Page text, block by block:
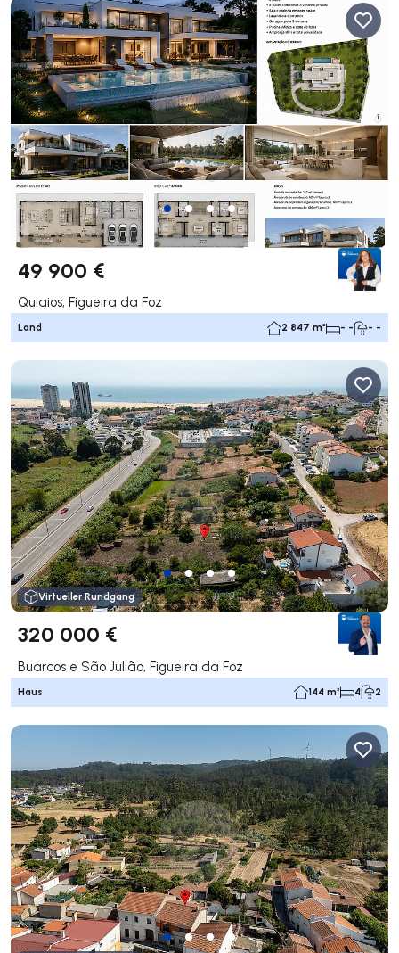
49 900 €
Quiaios, Figueira da Foz
Land 2 847 m² - - - -
Virtueller Rundgang
320 000 €
Buarcos e São Julião, Figueira da Foz
Haus 144 m² 4 2